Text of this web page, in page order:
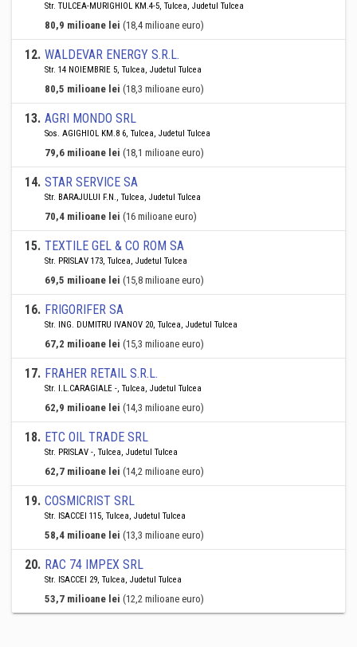
Str. TULCEA-MURIGHIOL KM.4-5, Tulcea, Judetul Tulcea
80,9 milioane lei (18,4 milioane euro)
12. WALDEVAR ENERGY S.R.L.
Str. 14 NOIEMBRIE 5, Tulcea, Judetul Tulcea
80,5 milioane lei (18,3 milioane euro)
13. AGRI MONDO SRL
Sos. AGIGHIOL KM.8 6, Tulcea, Judetul Tulcea
79,6 milioane lei (18,1 milioane euro)
14. STAR SERVICE SA
Str. BARAJULUI F.N., Tulcea, Judetul Tulcea
70,4 milioane lei (16 milioane euro)
15. TEXTILE GEL & CO ROM SA
Str. PRISLAV 173, Tulcea, Judetul Tulcea
69,5 milioane lei (15,8 milioane euro)
16. FRIGORIFER SA
Str. ING. DUMITRU IVANOV 20, Tulcea, Judetul Tulcea
67,2 milioane lei (15,3 milioane euro)
17. FRAHER RETAIL S.R.L.
Str. I.L.CARAGIALE -, Tulcea, Judetul Tulcea
62,9 milioane lei (14,3 milioane euro)
18. ETC OIL TRADE SRL
Str. PRISLAV -, Tulcea, Judetul Tulcea
62,7 milioane lei (14,2 milioane euro)
19. COSMICRIST SRL
Str. ISACCEI 115, Tulcea, Judetul Tulcea
58,4 milioane lei (13,3 milioane euro)
20. RAC 74 IMPEX SRL
Str. ISACCEI 29, Tulcea, Judetul Tulcea
53,7 milioane lei (12,2 milioane euro)